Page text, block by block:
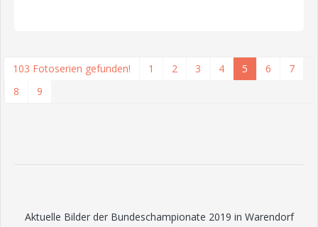
103 Fotoserien gefunden! 1 2 3 4 5 6
7
8
9
Aktuelle Bilder der Bundeschampionate 2019 in Warendorf